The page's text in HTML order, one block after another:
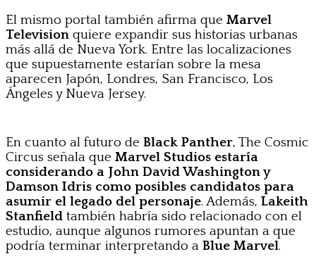
El mismo portal también afirma que Marvel
Television quiere expandir sus historias urbanas
más allá de Nueva York. Entre las localizaciones
que supuestamente estarían sobre la mesa
aparecen Japón, Londres, San Francisco, Los
Ángeles y Nueva Jersey.
En cuanto al futuro de Black Panther, The Cosmic
Circus señala que Marvel Studios estaría
considerando a John David Washington y
Damson Idris como posibles candidatos para
asumir el legado del personaje. Además, Lakeith
Stanfield también habría sido relacionado con el
estudio, aunque algunos rumores apuntan a que
podría terminar interpretando a Blue Marvel.